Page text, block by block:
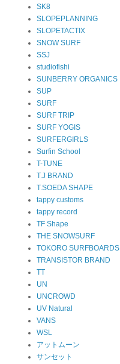
SK8
SLOPEPLANNING
SLOPETACTIX
SNOW SURF
SSJ
studiofishi
SUNBERRY ORGANICS
SUP
SURF
SURF TRIP
SURF YOGIS
SURFERGIRLS
Surfin School
T-TUNE
T.J BRAND
T.SOEDA SHAPE
tappy customs
tappy record
TF Shape
THE SNOWSURF
TOKORO SURFBOARDS
TRANSISTOR BRAND
TT
UN
UNCROWD
UV Natural
VANS
WSL
アットムーン
サンセット